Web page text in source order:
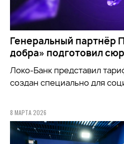
Генеральный партнёр
добра» подготовил
Локо-Банк представил
создан специально для
8 МАРТА 2026